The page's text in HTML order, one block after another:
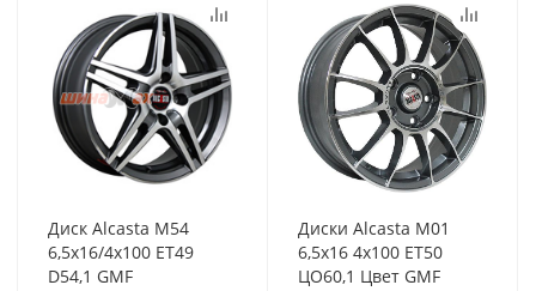
Диск Alcasta M54
6,5x16/4x100 ET49
D54,1 GMF
Диски Alcasta M01
6,5x16 4x100 ET50
ЦО60,1 Цвет GMF